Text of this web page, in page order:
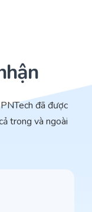
đã được
trong và ngoài